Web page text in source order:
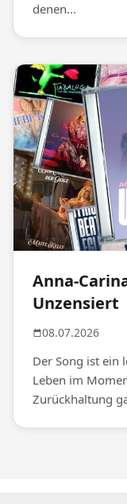
denen...
Anna-
Unzensiert
08.07.2026
Der Song ist ein
Leben im
Zurückhaltung